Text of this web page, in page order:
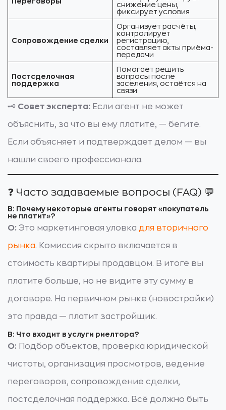
снижение цены,
фиксирует условия
Сопровождение сделки
Организует расчёты,
контролирует
регистрацию,
составляет акты приёма-
передачи
Постсделочная
поддержка
Помогает решить
вопросы после
заселения, остаётся на
связи
🗝️ Совет эксперта: Если агент не может
объяснить, за что вы ему платите, — бегите.
Если объясняет и подтверждает делом — вы
нашли своего профессионала.
❓ Часто задаваемые вопросы (FAQ) 💬
В: Почему некоторые агенты говорят «покупатель
не платит»?
О: Это маркетинговая уловка для вторичного
рынка. Комиссия скрыто включается в
стоимость квартиры продавцом. В итоге вы
платите больше, но не видите эту сумму в
договоре. На первичном рынке (новостройки)
это правда — платит застройщик.
В: Что входит в услуги риелтора?
О: Подбор объектов, проверка юридической
чистоты, организация просмотров, ведение
переговоров, сопровождение сделки,
постсделочная поддержка. Всё должно быть